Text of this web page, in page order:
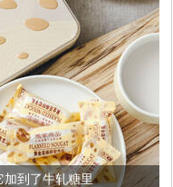
加到了牛轧糖里